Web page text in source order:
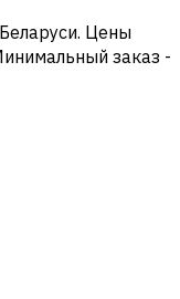
Цены
заказ -